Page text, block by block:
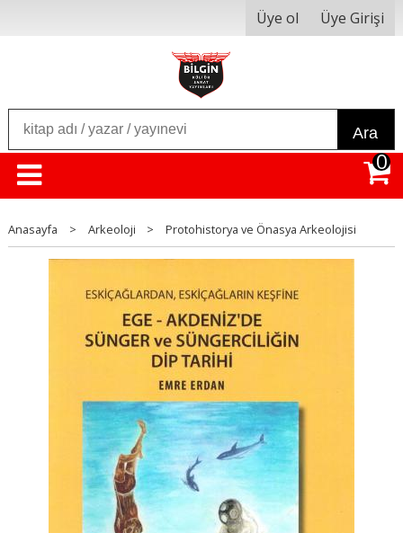
Üye ol Üye Girişi
Ara
0
Anasayfa > Arkeoloji > Protohistorya ve Önasya Arkeolojisi